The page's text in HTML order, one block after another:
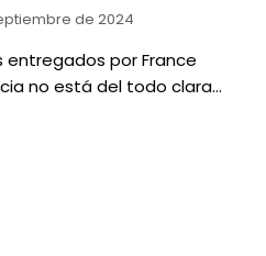
de 2024
entregados por France
no está del todo clara…